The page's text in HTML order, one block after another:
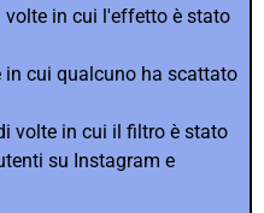
volte in cui l'effetto è stato
in cui qualcuno ha scattato
volte in cui il filtro è stato
su Instagram e